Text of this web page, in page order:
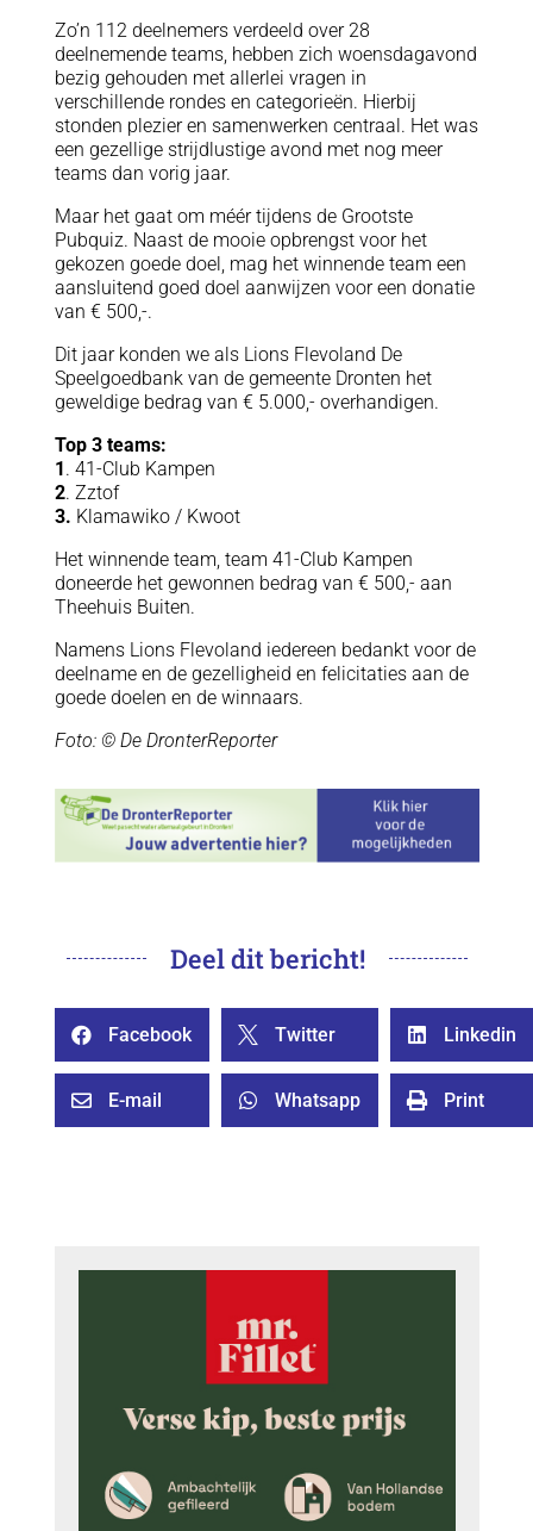
Zo’n 112 deelnemers verdeeld over 28
deelnemende teams, hebben zich woensdagavond
bezig gehouden met allerlei vragen in
verschillende rondes en categorieën. Hierbij
stonden plezier en samenwerken centraal. Het was
een gezellige strijdlustige avond met nog meer
teams dan vorig jaar.
Maar het gaat om méér tijdens de Grootste
Pubquiz. Naast de mooie opbrengst voor het
gekozen goede doel, mag het winnende team een
aansluitend goed doel aanwijzen voor een donatie
van € 500,-.
Dit jaar konden we als Lions Flevoland De
Speelgoedbank van de gemeente Dronten het
geweldige bedrag van € 5.000,- overhandigen.
Top 3 teams:
1. 41-Club Kampen
2. Zztof
3. Klamawiko / Kwoot
Het winnende team, team 41-Club Kampen
doneerde het gewonnen bedrag van € 500,- aan
Theehuis Buiten.
Namens Lions Flevoland iedereen bedankt voor de
deelname en de gezelligheid en felicitaties aan de
goede doelen en de winnaars.
Foto: © De DronterReporter
Deel dit bericht!
 Facebook  Twitter  Linkedin
 E-mail  Whatsapp  Print